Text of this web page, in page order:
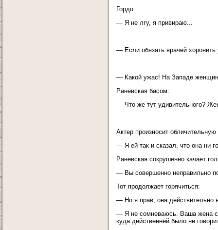
Гордо:
— Я не лгу, я привираю...
— Если обязать врачей
— Какой ужас! На Западе
Раневская басом:
— Что же тут удивительного?
Актер произносит
— Я ей так и сказал, что она ни
Раневская сокрушенно качает
— Вы совершенно неправильно
Тот продолжает горячиться:
— Но я прав, она действительно
— Я не сомневаюсь. Ваша жена
куда действенней было не